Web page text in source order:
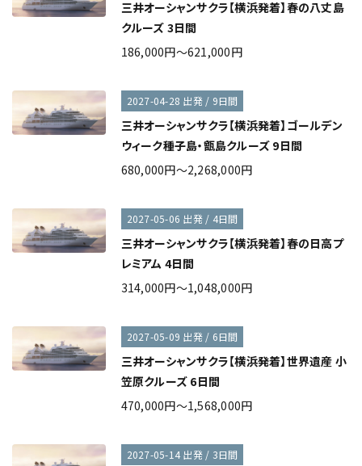
三井オーシャンサクラ【横浜発着】春の八丈島
クルーズ 3日間
186,000円～621,000円
2027-04-28 出発 / 9日間
三井オーシャンサクラ【横浜発着】ゴールデン
ウィーク種子島・甑島クルーズ 9日間
680,000円～2,268,000円
2027-05-06 出発 / 4日間
三井オーシャンサクラ【横浜発着】春の日高プ
レミアム 4日間
314,000円～1,048,000円
2027-05-09 出発 / 6日間
三井オーシャンサクラ【横浜発着】世界遺産 小
笠原クルーズ 6日間
470,000円～1,568,000円
2027-05-14 出発 / 3日間